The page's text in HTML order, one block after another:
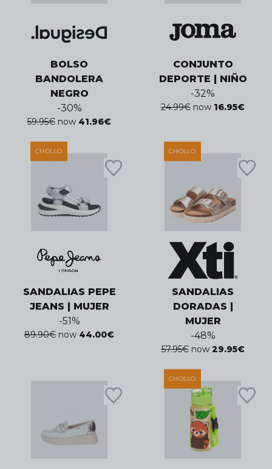
BOLSO
BANDOLERA
NEGRO
-30%
59.95€ now 41.96€
CONJUNTO
DEPORTE | NIÑO
-32%
24.99€ now 16.95€
CHOLLO
SANDALIAS PEPE
JEANS | MUJER
-51%
89.90€ now 44.00€
CHOLLO
SANDALIAS
DORADAS |
MUJER
-48%
57.95€ now 29.95€
CHOLLO